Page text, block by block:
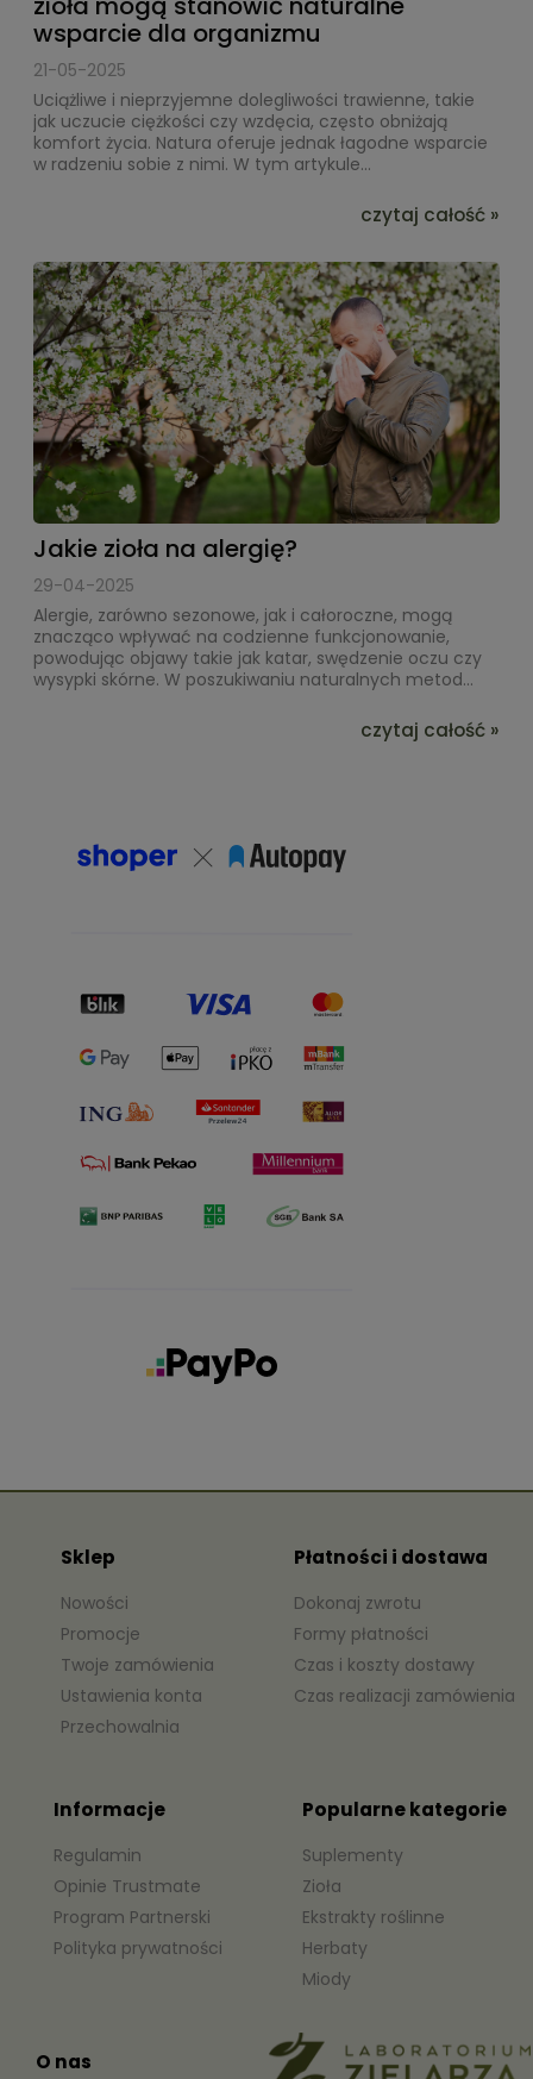
wsparcie dla organizmu
21-05-2025
Uciążliwe i nieprzyjemne dolegliwości trawienne, takie
jak uczucie ciężkości czy wzdęcia, często obniżają
komfort życia. Natura oferuje jednak łagodne wsparcie
w radzeniu sobie z nimi. W tym artykule...
czytaj całość »
Jakie zioła na alergię?
29-04-2025
Alergie, zarówno sezonowe, jak i całoroczne, mogą
znacząco wpływać na codzienne funkcjonowanie,
powodując objawy takie jak katar, swędzenie oczu czy
wysypki skórne. W poszukiwaniu naturalnych metod...
czytaj całość »
Sklep
Nowości
Promocje
Twoje zamówienia
Ustawienia konta
Przechowalnia
Płatności i dostawa
Dokonaj zwrotu
Formy płatności
Czas i koszty dostawy
Czas realizacji zamówienia
Informacje
Regulamin
Opinie Trustmate
Program Partnerski
Polityka prywatności
Popularne kategorie
Suplementy
Zioła
Ekstrakty roślinne
Herbaty
Miody
O nas